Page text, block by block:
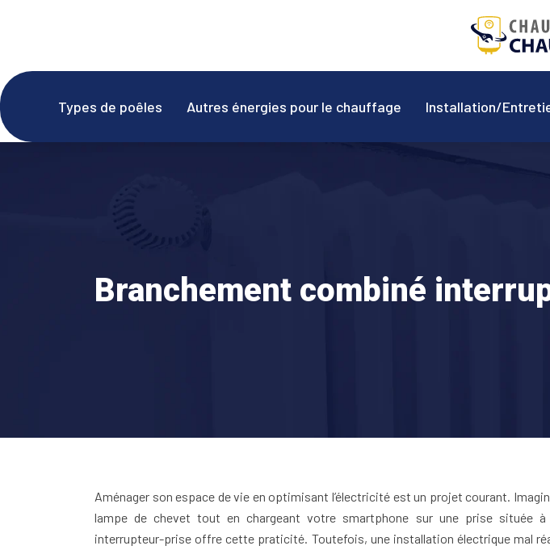
Types de poêles Autres énergies pour le chauffage Installation/
Branchement combiné
Aménager son espace de vie en optimisant l’électricité est un projet courant.
lampe de chevet tout en chargeant votre smartphone sur une prise située à
interrupteur-prise offre cette praticité. Toutefois, une installation électrique mal